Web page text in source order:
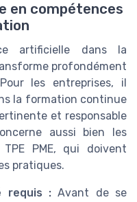
en compétences
artificielle dans la
profondément
les entreprises, il
la formation continue
et responsable
aussi bien les
PME, qui doivent
pratiques.
requis :Avant de se